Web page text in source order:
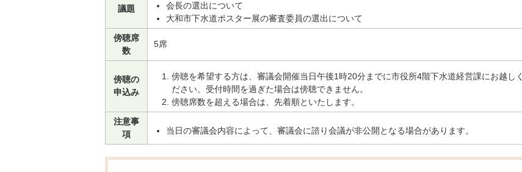
議題
会長の選出について
大和市下水道ポスター展の審査委員の選出について
傍聴席
数
5席
傍聴の
申込み
傍聴を希望する方は、審議会開催当日午後1時20分までに市役所4階下水道経営課にお越しく
ださい。受付時間を過ぎた場合は傍聴できません。
傍聴席数を超える場合は、先着順といたします。
注意事
項
当日の審議会内容によって、審議会に諮り会議が非公開となる場合があります。